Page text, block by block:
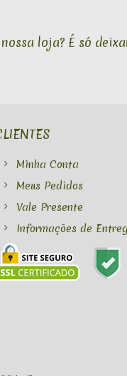
loja? É só
Minha Conta
Meus Pedidos
Vale Presente
Informações de